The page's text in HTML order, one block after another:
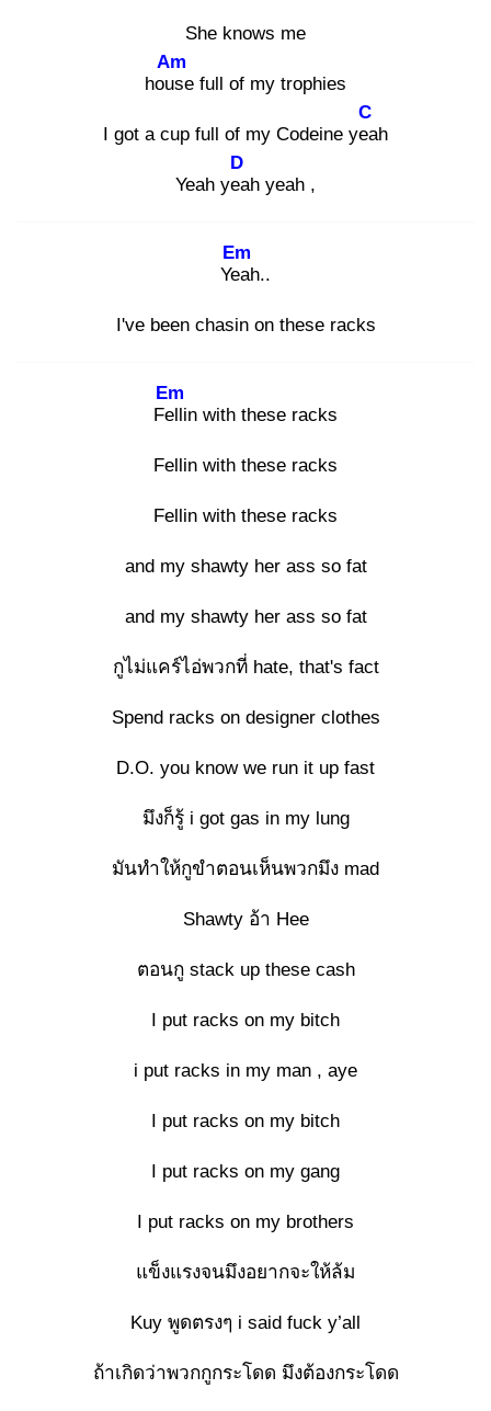
She knows me
hous
Am
e full of my trophies
I got a cup full of my Codeine yea
C
h
Yeah yea
D
h yeah ,
Yea
Em
h..
I've been chasin on these racks
Fell
Em
in with these racks
Fellin with these racks
Fellin with these racks
and my shawty her ass so fat
and my shawty her ass so fat
กูไม่แคร์ไอ่พวกที่ hate, that's fact
Spend racks on designer clothes
D.O. you know we run it up fast
มึงก็รู้ i got gas in my lung
มันทำให้กูขำตอนเห็นพวกมึง mad
Shawty อ้า Hee
ตอนกู stack up these cash
I put racks on my bitch
i put racks in my man , aye
I put racks on my bitch
I put racks on my gang
I put racks on my brothers
แข็งแรงจนมึงอยากจะให้ล้ม
Kuy พูดตรงๆ i said fuck y’all
ถ้าเกิดว่าพวกกูกระโดด มึงต้องกระโดด